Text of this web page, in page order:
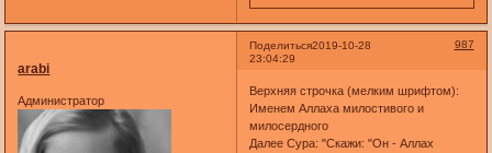
Поделиться 987
2019-10-28
23:04:29
arabi
Администратор
Верхняя строчка (мелким шрифтом):
Именем Аллаха милостивого и
милосердного
Далее Сура: "Скажи: "Он - Аллах